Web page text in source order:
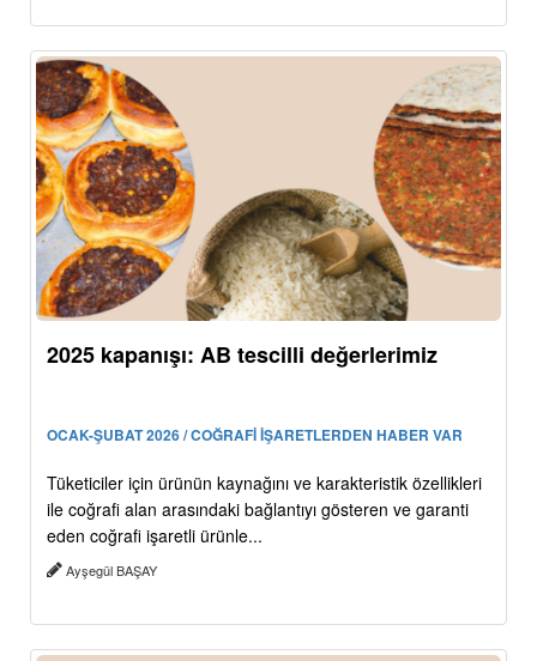
2025 kapanışı: AB tescilli değerlerimiz
OCAK-ŞUBAT 2026 / COĞRAFİ İŞARETLERDEN HABER VAR
Tüketiciler için ürünün kaynağını ve karakteristik özellikleri
ile coğrafi alan arasındaki bağlantıyı gösteren ve garanti
eden coğrafi işaretli ürünle...
Ayşegül BAŞAY